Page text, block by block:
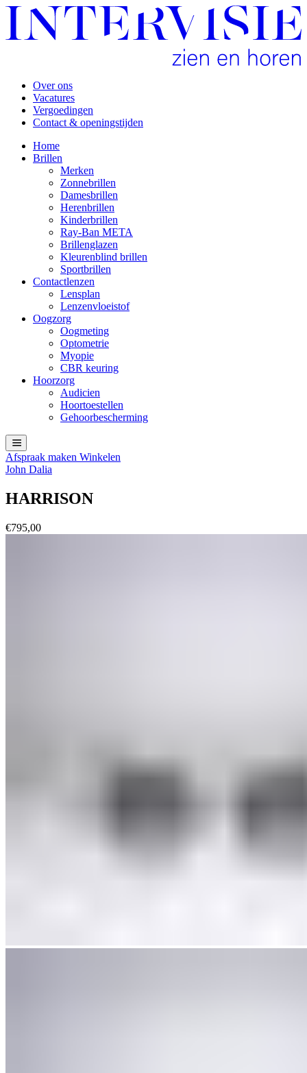
Over ons
Vacatures
Vergoedingen
Contact & openingstijden
Home
Brillen
Merken
Zonnebrillen
Damesbrillen
Herenbrillen
Kinderbrillen
Ray-Ban META
Brillenglazen
Kleurenblind brillen
Sportbrillen
Contactlenzen
Lensplan
Lenzenvloeistof
Oogzorg
Oogmeting
Optometrie
Myopie
CBR keuring
Hoorzorg
Audicien
Hoortoestellen
Gehoorbescherming
Afspraak maken Winkelen
John Dalia
HARRISON
€795,00